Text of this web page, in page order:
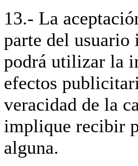
13.- La
parte del
podrá utilizar la
efectos
veracidad de la
implique recibir
alguna.